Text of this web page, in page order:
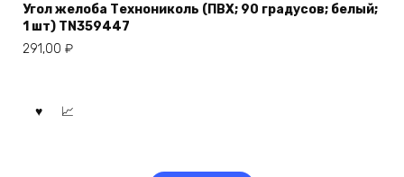
Угол желоба Технониколь (ПВХ; 90 градусов; белый;
1 шт) TN359447
291,00 ₽